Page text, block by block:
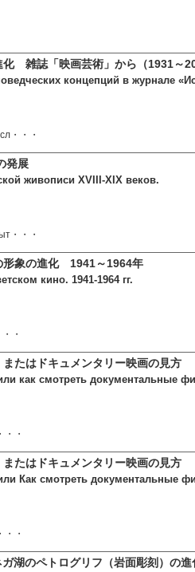
雑誌「映画芸術」から（1931～
концепций в журнале
・・・
発展
живописи XVIII-XIX веков.
・・・
形象の進化 1941～1964年
кино. 1941-1964 гг.
・
たはドキュメンタリー映画の見方
как смотреть документальные
・
またはドキュメンタリー映画の見方
Как смотреть документальные
・
湖のペトログリフ（岩面彫刻）の